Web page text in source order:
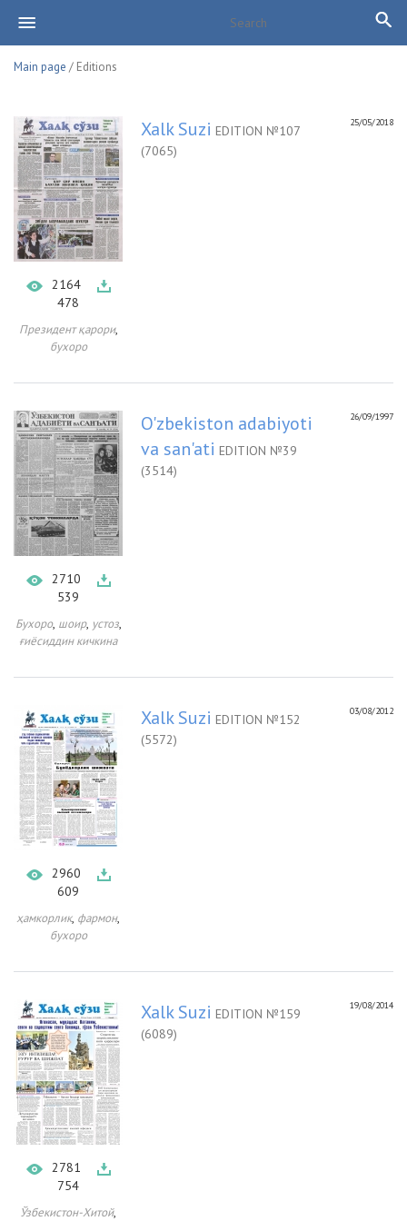
Main page / Editions
2164
478
Президент қарори,
бухоро
25/05/2018
Xalk Suzi EDITION №107
(7065)
2710
539
Бухоро, шоир, устоз,
ғиёсиддин кичкина
26/09/1997
O'zbekiston adabiyoti
va san'ati EDITION №39
(3514)
2960
609
ҳамкорлик, фармон,
бухоро
03/08/2012
Xalk Suzi EDITION №152
(5572)
2781
754
Ўзбекистон-Хитой,
19/08/2014
Xalk Suzi EDITION №159
(6089)